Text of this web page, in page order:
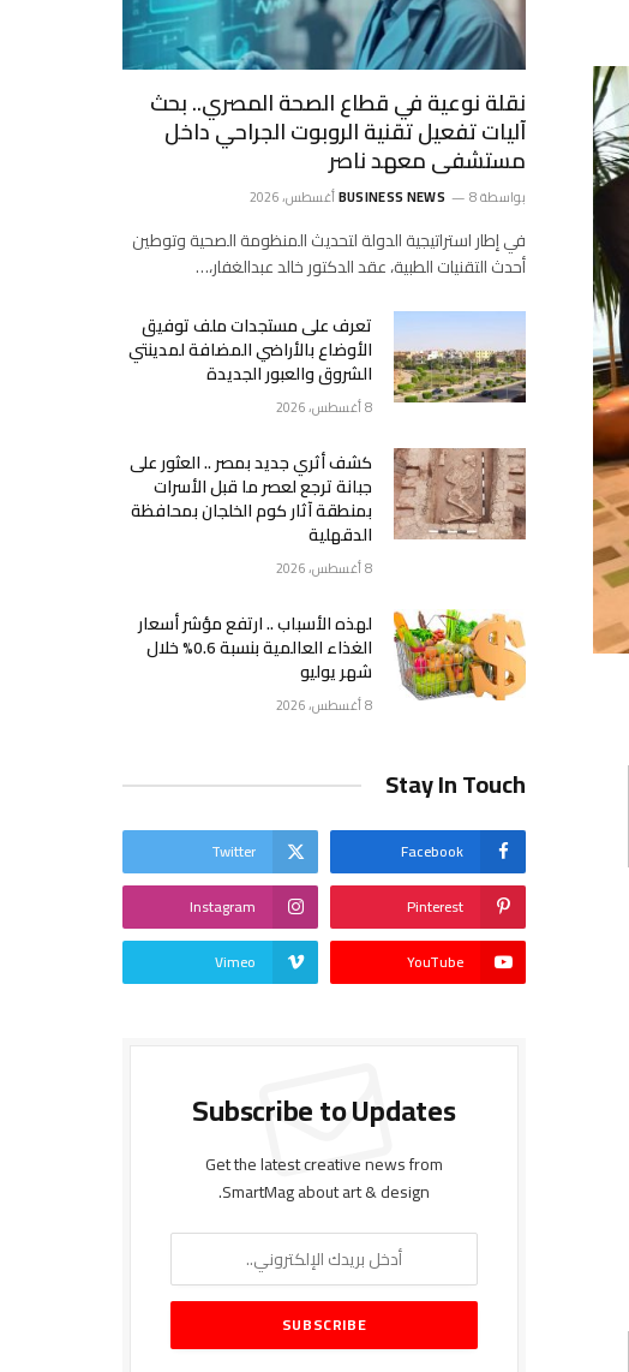
نقلة نوعية في قطاع الصحة المصري.. بحث
آليات تفعيل تقنية الروبوت الجراحي داخل
مستشفى معهد ناصر
بواسطة BUSINESS NEWS 8 أغسطس، 2026
في إطار استراتيجية الدولة لتحديث المنظومة الصحية وتوطين
أحدث التقنيات الطبية، عقد الدكتور خالد عبدالغفار،…
تعرف على مستجدات ملف توفيق
الأوضاع بالأراضي المضافة لمدينتي
الشروق والعبور الجديدة
8 أغسطس، 2026
كشف أثري جديد بمصر .. ⁠العثور على
جبانة ترجع لعصر ما قبل الأسرات
بمنطقة آثار كوم الخلجان بمحافظة
الدقهلية
8 أغسطس، 2026
لهذه الأسباب .. ارتفع مؤشر أسعار
الغذاء العالمية بنسبة 0.6% خلال
شهر يوليو
8 أغسطس، 2026
Stay In Touch
Facebook
Twitter
Pinterest
Instagram
YouTube
Vimeo
Subscribe to Updates
Get the latest creative news from
SmartMag about art & design.